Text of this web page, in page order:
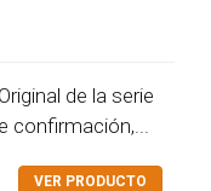
de la serie
VER PRODUCTO